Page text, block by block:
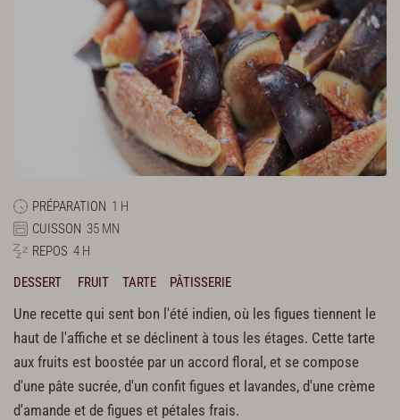
PRÉPARATION 1 H
CUISSON 35 MN
REPOS 4 H
DESSERT
FRUIT TARTE PÂTISSERIE
Une recette qui sent bon l'été indien, où les figues tiennent le
haut de l'affiche et se déclinent à tous les étages. Cette tarte
aux fruits est boostée par un accord floral, et se compose
d'une pâte sucrée, d'un confit figues et lavandes, d'une crème
d'amande et de figues et pétales frais.